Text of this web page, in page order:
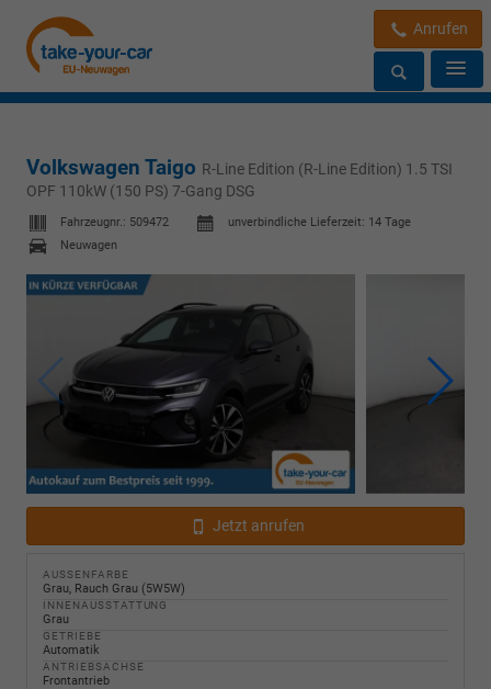
Anrufen
Volkswagen Taigo R-Line Edition (R-Line Edition) 1.5 TSI
OPF 110kW (150 PS) 7-Gang DSG
Fahrzeugnr.: 509472 unverbindliche Lieferzeit: 14 Tage
Neuwagen
Jetzt anrufen
AUSSENFARBE
Grau, Rauch Grau (5W5W)
INNENAUSSTATTUNG
Grau
GETRIEBE
Automatik
ANTRIEBSACHSE
Frontantrieb